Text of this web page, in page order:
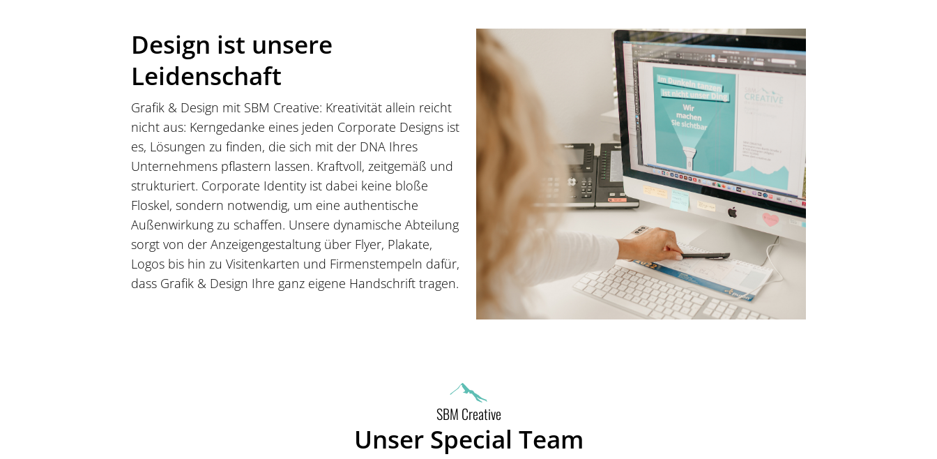
Design ist unsere
Leidenschaft
Grafik & Design mit SBM Creative: Kreativität allein reicht
nicht aus: Kerngedanke eines jeden Corporate Designs ist
es, Lösungen zu finden, die sich mit der DNA Ihres
Unternehmens pflastern lassen. Kraftvoll, zeitgemäß und
strukturiert. Corporate Identity ist dabei keine bloße
Floskel, sondern notwendig, um eine authentische
Außenwirkung zu schaffen. Unsere dynamische Abteilung
sorgt von der Anzeigengestaltung über Flyer, Plakate,
Logos bis hin zu Visitenkarten und Firmenstempeln dafür,
dass Grafik & Design Ihre ganz eigene Handschrift tragen.
SBM Creative
Unser Special Team